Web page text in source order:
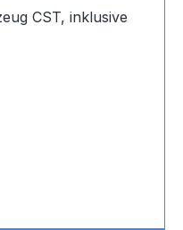
inklusive